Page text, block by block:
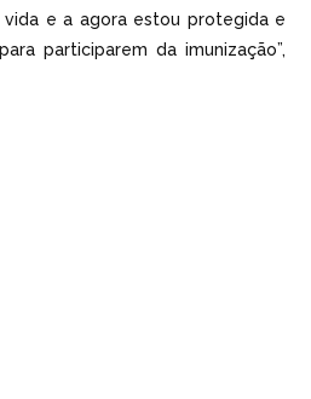
e a agora estou protegida e
participarem da imunização”,